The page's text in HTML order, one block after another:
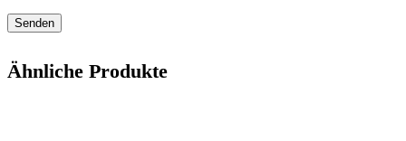
Ähnliche Produkte